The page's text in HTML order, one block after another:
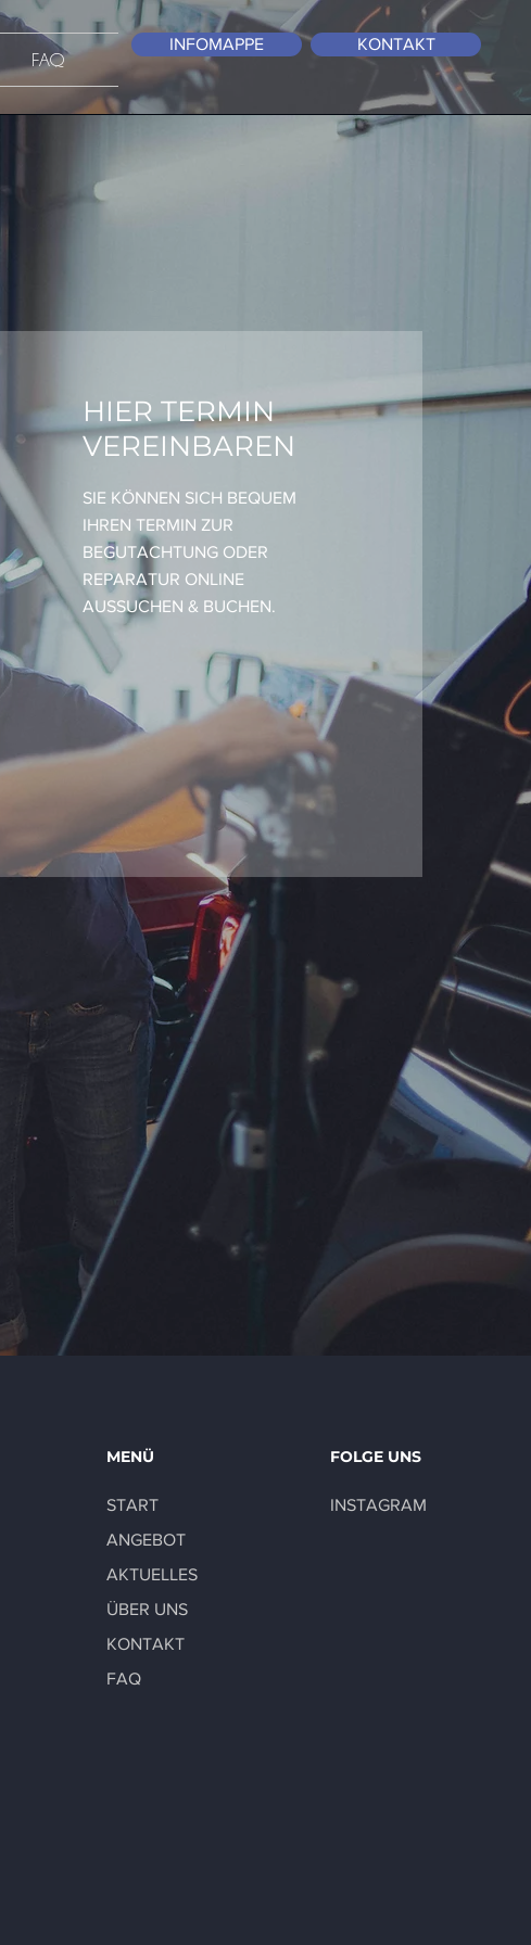
FAQ
INFOMAPPE KONTAKT
HIER TERMIN
VEREINBAREN
SIE KÖNNEN SICH BEQUEM
IHREN TERMIN ZUR
BEGUTACHTUNG ODER
REPARATUR ONLINE
AUSSUCHEN & BUCHEN.
MENÜ
START
ANGEBOT
AKTUELLES
ÜBER UNS
KONTAKT
FAQ
FOLGE UNS
INSTAGRAM